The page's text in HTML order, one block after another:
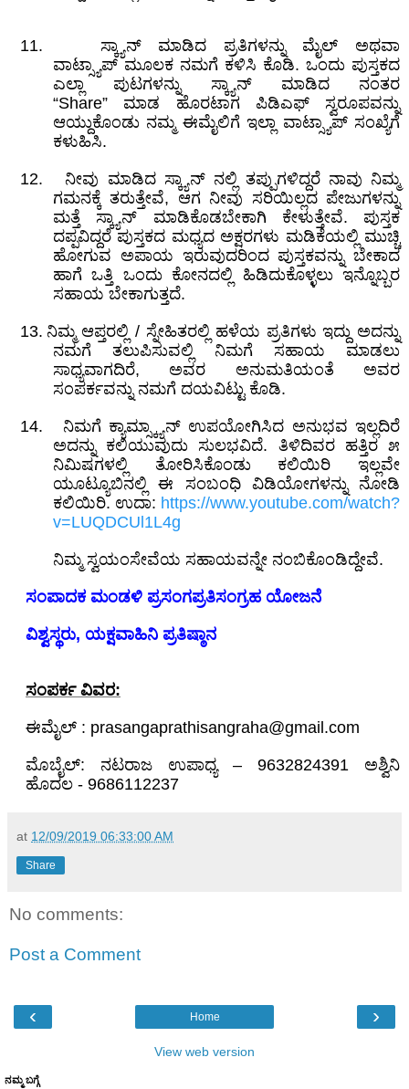
11. ಸ್ಕ್ಯಾನ್‌ ಮಾಡಿದ ಪ್ರತಿಗಳನ್ನು ಮೈಲ್
ಅಥವಾ
ವಾಟ್ಸ್ಯಾಪ್‌ಮೂಲಕ ನಮಗೆ ಕಳಿಸಿ ಕೊಡಿ. ಒಂದು ಪುಸ್ತಕದ
ಎಲ್ಲಾ ಪುಟಗಳನ್ನು ಸ್ಕ್ಯಾನ್‌ ಮಾಡಿದ ನಂತರ
“Share” ಮಾಡ ಹೊರಟಾಗ ಪಿಡಿಎಫ್ ಸ್ವರೂಪವನ್ನು
ಆಯ್ದುಕೊಂಡು ನಮ್ಮ ಈಮೈಲಿಗೆ ಇಲ್ಲಾ ವಾಟ್ಸ್ಯಾಪ್‌ ಸಂಖ್ಯೆಗೆ
ಕಳುಹಿಸಿ.
12.
ನೀವು ಮಾಡಿದ ಸ್ಕ್ಯಾನ್‌ ನಲ್ಲಿ ತಪ್ಪುಗಳಿದ್ದರೆ ನಾವು ನಿಮ್ಮ
ಗಮನಕ್ಕೆ ತರುತ್ತೇವೆ, ಆಗ ನೀವು ಸರಿಯಿಲ್ಲದ ಪೇಜುಗಳನ್ನು
ಮತ್ತೆ ಸ್ಕ್ಯಾನ್‌ ಮಾಡಿಕೊಡಬೇಕಾಗಿ ಕೇಳುತ್ತೇವೆ. ಪುಸ್ತಕ
ದಪ್ಪವಿದ್ದರೆ ಪುಸ್ತಕದ ಮಧ್ಯದ ಅಕ್ಷರಗಳು ಮಡಿಕೆಯಲ್ಲಿ ಮುಚ್ಚಿ
ಹೋಗುವ ಅಪಾಯ ಇರುವುದರಿಂದ ಪುಸ್ತಕವನ್ನು ಬೇಕಾದ
ಹಾಗೆ ಒತ್ತಿ ಒಂದು ಕೋನದಲ್ಲಿ ಹಿಡಿದುಕೊಳ್ಳಲು ಇನ್ನೊಬ್ಬರ
ಸಹಾಯ ಬೇಕಾಗುತ್ತದೆ.
13. ನಿಮ್ಮ ಆಪ್ತರಲ್ಲಿ / ಸ್ನೇಹಿತರಲ್ಲಿ ಹಳೆಯ ಪ್ರತಿಗಳು ಇದ್ದು ಅದನ್ನು
ನಮಗೆ ತಲುಪಿಸುವಲ್ಲಿ
ನಿಮಗೆ
ಸಹಾಯ ಮಾಡಲು
ಸಾಧ್ಯವಾಗದಿರೆ, ಅವರ ಅನುಮತಿಯಂತೆ
ಅವರ
ಸಂಪರ್ಕವನ್ನು ನಮಗೆ ದಯವಿಟ್ಟು ಕೊಡಿ.
14.
ನಿಮಗೆ ಕ್ಯಾಮ್ಸ್ಕ್ಯಾನ್‌ ಉಪಯೋಗಿಸಿದ ಅನುಭವ ಇಲ್ಲದಿರೆ
ಅದನ್ನು ಕಲಿಯುವುದು ಸುಲಭವಿದೆ. ತಿಳಿದಿವರ ಹತ್ತಿರ ೫
ನಿಮಿಷಗಳಲ್ಲಿ ತೋರಿಸಿಕೊಂಡು ಕಲಿಯಿರಿ ಇಲ್ಲವೇ
ಯೂಟ್ಯೂಬಿನಲ್ಲಿ ಈ ಸಂಬಂಧಿ ವಿಡಿಯೋಗಳನ್ನು ನೋಡಿ
ಕಲಿಯಿರಿ. ಉದಾ: https://www.youtube.com/watch?
v=LUQDCUl1L4g
ನಿಮ್ಮ ಸ್ವಯಂಸೇವೆಯ ಸಹಾಯವನ್ನೇ ನಂಬಿಕೊಂಡಿದ್ದೇವೆ.
ಸಂಪಾದಕ ಮಂಡಳಿ ಪ್ರಸಂಗಪ್ರತಿಸಂಗ್ರಹ ಯೋಜನೆ
ವಿಶ್ವಸ್ಥರು, ಯಕ್ಷವಾಹಿನಿ ಪ್ರತಿಷ್ಠಾನ
ಸಂಪರ್ಕ ವಿವರ:
ಈಮೈಲ್ ‌ : prasangaprathisangraha@gmail.com
ಮೊಬೈಲ್:‌ ನಟರಾಜ ಉಪಾಧ್ಯ– 9632824391 ಅಶ್ವಿನಿ
ಹೊದಲ - 9686112237
at 12/09/2019 06:33:00 AM
Share
No comments:
Post a Comment
‹ ›
Home
View web version
ನಮ್ಮ ಬಗ್ಗೆ